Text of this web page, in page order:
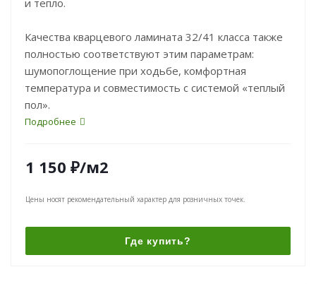
и тепло.
Качества кварцевого ламината 32/41 класса также
полностью соответствуют этим параметрам:
шумопоглощение при ходьбе, комфортная
температура и совместимость с системой «теплый
пол».
Подробнее
1 150 ₽/м2
Цены носят рекомендательный характер для розничных точек.
Где купить?